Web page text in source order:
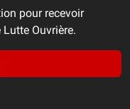
pour recevoir
Ouvrière.